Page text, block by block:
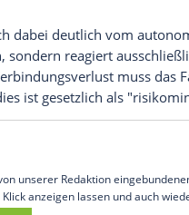
autonomen Fahren,
der Mensch bleibt in
Fahren wird das
Person in Echtzeit
einem Leitstand mit
und Kameras
Fahrzeugführer im